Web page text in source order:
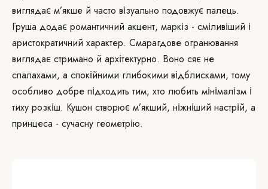
виглядає м’якше й часто візуально подовжує палець.
Груша додає романтичний акцент, маркіз - сміливіший і
аристократичний характер. Смарагдове огранювання
виглядає стримано й архітектурно. Воно сяє не
спалахами, а спокійними глибокими відблисками, тому
особливо добре підходить тим, хто любить мінімалізм і
тиху розкіш. Кушон створює м’якший, ніжніший настрій, а
принцеса - сучасну геометрію.